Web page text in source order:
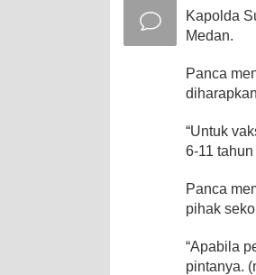
Kapolda
Medan.
Panca
“Untuk
6-11
Panca
pihak
“Apabila
pintanya.